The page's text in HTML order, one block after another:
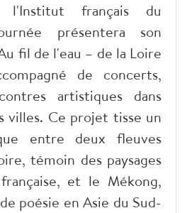
l'Institut français du
présentera son
fil de l'eau – de la Loire
de concerts,
artistiques dans
villes. Ce projet tisse un
entre deux fleuves
témoin des paysages
et le Mékong,
poésie en Asie du Sud-